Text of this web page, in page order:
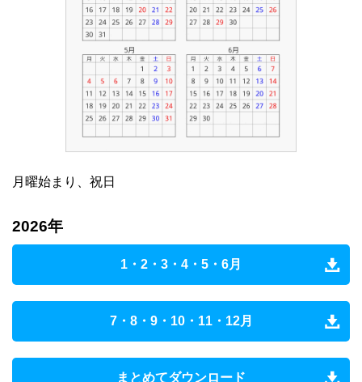
月曜始まり、祝日
2026年
1・2・3・4・5・6月
7・8・9・10・11・12月
まとめてダウンロード